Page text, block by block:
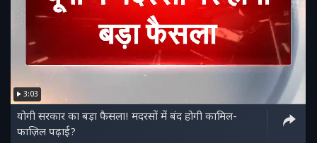
3:03
योगी सरकार का बड़ा फैसला! मदरसों में बंद होगी कामिल-
फाज़िल पढ़ाई?